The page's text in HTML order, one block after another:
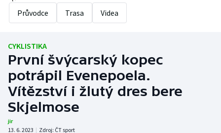
Fotbal
Tenis
DALŠÍ SPORTY
Americký fotbal
NEPŘEHLÉDNĚTE
Průvodce Trasa Videa
CYKLISTIKA
První švýcarský kopec
potrápil Evenepoela.
Vítězství i žlutý dres bere
Skjelmose
jir
13. 6. 2023 | Zdroj: ČT sport